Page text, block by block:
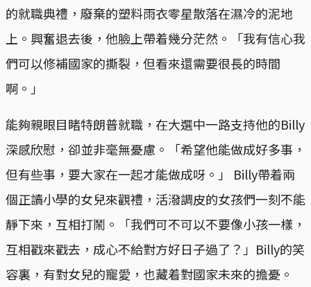
的就職典禮，廢棄的塑料雨衣零星散落在濕冷的泥地
上。興奮退去後，他臉上帶着幾分茫然。「我有信心我
們可以修補國家的撕裂，但看來還需要很長的時間
啊。」
能夠親眼目睹特朗普就職，在大選中一路支持他的Billy
深感欣慰，卻並非毫無憂慮。「希望他能做成好多事，
但有些事，要大家在一起才能做成呀。」 Billy帶着兩
個正讀小學的女兒來觀禮，活潑調皮的女孩們一刻不能
靜下來，互相打鬧。「我們可不可以不要像小孩一樣，
互相戳來戳去，成心不給對方好日子過了？」Billy的笑
容裏，有對女兒的寵愛，也藏着對國家未來的擔憂。